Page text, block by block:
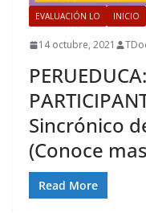
EVALUACIÓN LO INICIO
14 octubre, 2021
Sincrónico
(Conoce
Read More